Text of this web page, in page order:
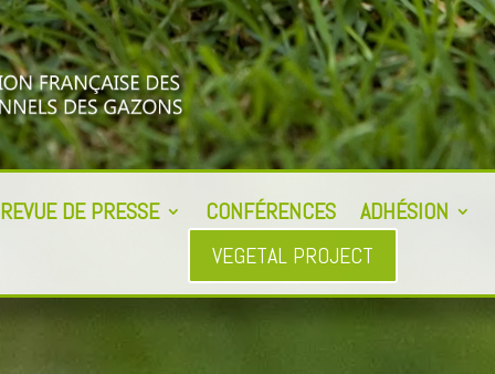
REVUE DE PRESSE CONFÉRENCES ADHÉSION
VEGETAL PROJECT